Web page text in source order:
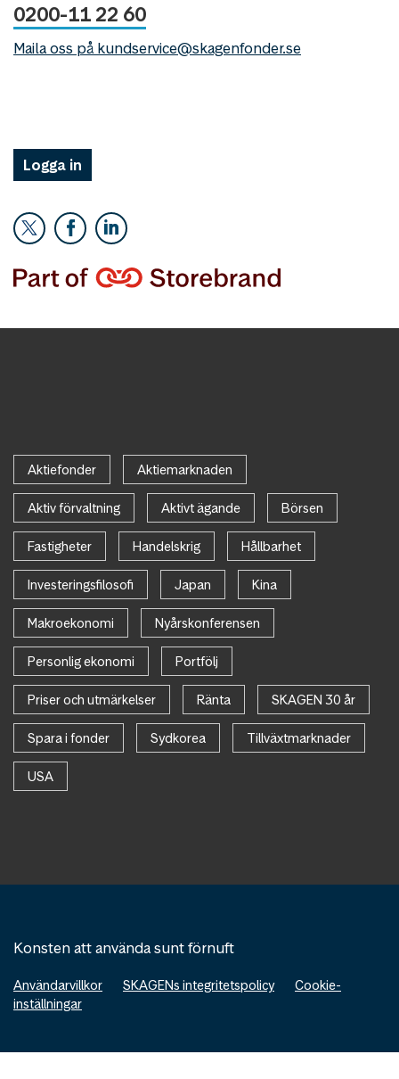
0200-11 22 60
Maila oss på kundservice@skagenfonder.se
Logga in
Aktiefonder Aktiemarknaden
Aktiv förvaltning Aktivt ägande Börsen
Fastigheter Handelskrig Hållbarhet
Investeringsfilosofi Japan Kina
Makroekonomi Nyårskonferensen
Personlig ekonomi Portfölj
Priser och utmärkelser Ränta SKAGEN 30 år
Spara i fonder Sydkorea Tillväxtmarknader
USA
Konsten att använda sunt förnuft
Användarvillkor SKAGENs integritetspolicy
Cookie-
inställningar